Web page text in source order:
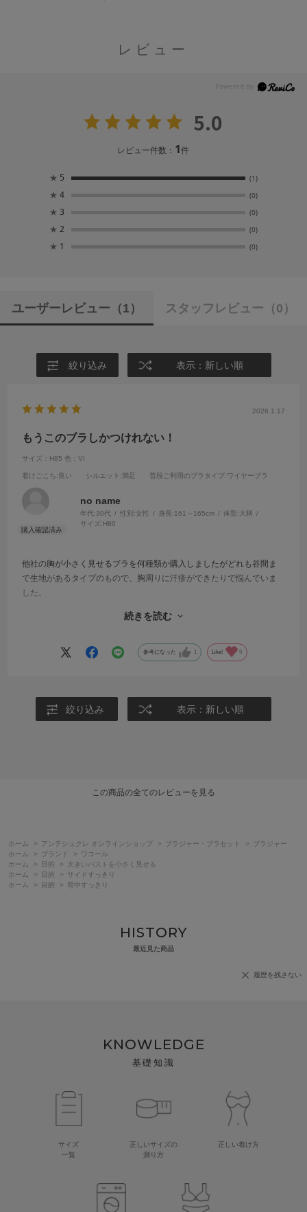
レビュー
5.0
レビュー件数： 1件
★ 5 (1)
★ 4 (0)
★ 3 (0)
★ 2 (0)
★ 1 (0)
ユーザーレビュー （1） スタッフレビュー （0）
絞り込み 表示：新しい順
2026.1.17
もうこのブラしかつけれない！
サイズ：H85 色：VI
着けごこち:良い シルエット :満足 普段ご利用のブラタイプ :ワイヤーブラ
no name
年代:30代 性別:女性 身長:161～165cm 体型:大柄
サイズ:H80
他社の胸が小さく見せるブラを何種類か購入しましたがどれも谷間ま
で生地があるタイプのもので、胸周りに汗疹ができたりで悩んでいま
した。
しまってそれも悩みでした。
と胸が小さく見えます！！
続きを読む
参考になった 1 Like! 0
絞り込み 表示：新しい順
この商品の全てのレビューを見る
ホーム > アンテシュクレ オンラインショップ > ブラジャー・ブラセット >
ブラジャー
ホーム
> ブランド >
ワコール
ホーム
> 目的 >
大きいバストを小さく見せる
ホーム
> 目的 >
サイドすっきり
ホーム
> 目的 > 背中すっきり
HISTORY
最近見た商品
履歴を残さない
KNOWLEDGE
基礎知識
サイズ
一覧
正しいサイズの
測り方
正しい着け方